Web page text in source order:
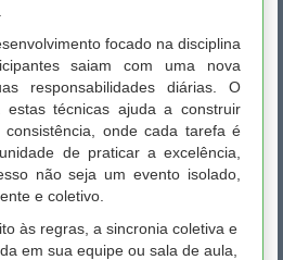
focado na disciplina
saiam com uma nova
responsabilidades diárias. O
estas técnicas ajuda a construir
onde cada tarefa é
de praticar a excelência,
não seja um evento isolado,
e coletivo.
às regras, a sincronia coletiva e
em sua equipe ou sala de aula,